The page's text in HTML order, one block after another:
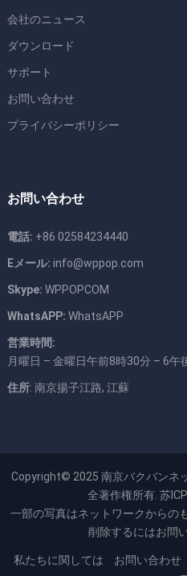
会社のニュース
ダウンロード
サポート
お問い合わせ
プライバシーポリシー
お問い合わせ
電話: +86 02584234440
Eメール: info@wppop.com
Skype: WPPOPCOM
WhatsAPP: WhatsAPP
営業時間:
月曜日 – 金曜日午前8時30分 – 6午
住所: 南京揚子江路, 江蘇
Copyright© 2025 南京バクバンネ
全著作権所有. 苏
一部の写真はネットワークからの
削除するにはお問
私たちに関しては お問い合わせ